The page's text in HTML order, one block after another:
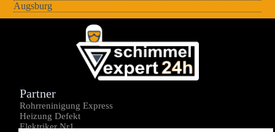
Augsburg
Partner
Rohrreninigung Express
Heizung Defekt
Elektriker Nr1